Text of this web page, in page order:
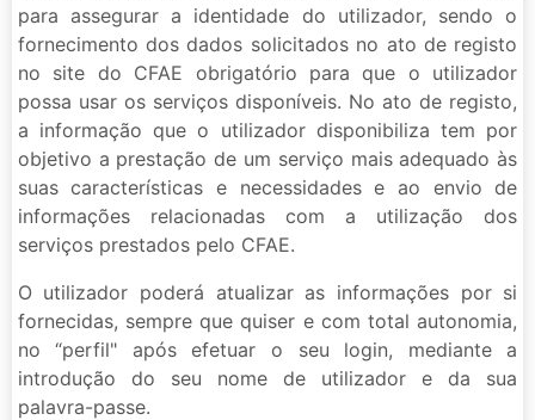
para assegurar a identidade do utilizador, sendo o
fornecimento dos dados solicitados no ato de registo
no site do CFAE obrigatório para que o utilizador
possa usar os serviços disponíveis. No ato de registo,
a informação que o utilizador disponibiliza tem por
objetivo a prestação de um serviço mais adequado às
suas características e necessidades e ao envio de
informações relacionadas com a utilização dos
serviços prestados pelo CFAE.
O utilizador poderá atualizar as informações por si
fornecidas, sempre que quiser e com total autonomia,
no “perfil" após efetuar o seu login, mediante a
introdução do seu nome de utilizador e da sua
palavra-passe.